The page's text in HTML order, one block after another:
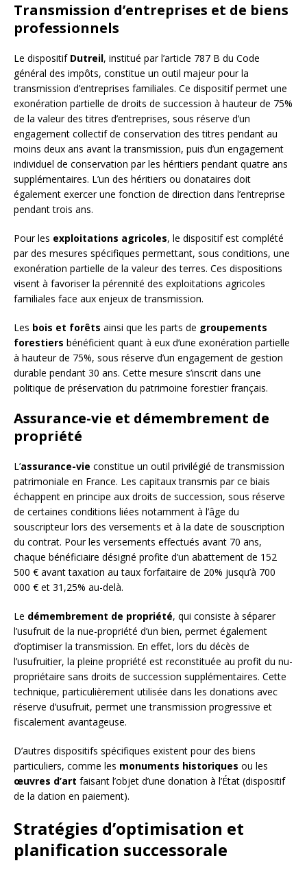
Transmission d’entreprises et de biens
professionnels
Le dispositif Dutreil, institué par l’article 787 B du Code
général des impôts, constitue un outil majeur pour la
transmission d’entreprises familiales. Ce dispositif permet une
exonération partielle de droits de succession à hauteur de 75%
de la valeur des titres d’entreprises, sous réserve d’un
engagement collectif de conservation des titres pendant au
moins deux ans avant la transmission, puis d’un engagement
individuel de conservation par les héritiers pendant quatre ans
supplémentaires. L’un des héritiers ou donataires doit
également exercer une fonction de direction dans l’entreprise
pendant trois ans.
Pour les exploitations agricoles, le dispositif est complété
par des mesures spécifiques permettant, sous conditions, une
exonération partielle de la valeur des terres. Ces dispositions
visent à favoriser la pérennité des exploitations agricoles
familiales face aux enjeux de transmission.
Les bois et forêts ainsi que les parts de groupements
forestiers bénéficient quant à eux d’une exonération partielle
à hauteur de 75%, sous réserve d’un engagement de gestion
durable pendant 30 ans. Cette mesure s’inscrit dans une
politique de préservation du patrimoine forestier français.
Assurance-vie et démembrement de
propriété
L’assurance-vie constitue un outil privilégié de transmission
patrimoniale en France. Les capitaux transmis par ce biais
échappent en principe aux droits de succession, sous réserve
de certaines conditions liées notamment à l’âge du
souscripteur lors des versements et à la date de souscription
du contrat. Pour les versements effectués avant 70 ans,
chaque bénéficiaire désigné profite d’un abattement de 152
500 € avant taxation au taux forfaitaire de 20% jusqu’à 700
000 € et 31,25% au-delà.
Le démembrement de propriété, qui consiste à séparer
l’usufruit de la nue-propriété d’un bien, permet également
d’optimiser la transmission. En effet, lors du décès de
l’usufruitier, la pleine propriété est reconstituée au profit du nu-
propriétaire sans droits de succession supplémentaires. Cette
technique, particulièrement utilisée dans les donations avec
réserve d’usufruit, permet une transmission progressive et
fiscalement avantageuse.
D’autres dispositifs spécifiques existent pour des biens
particuliers, comme les monuments historiques ou les
œuvres d’art faisant l’objet d’une donation à l’État (dispositif
de la dation en paiement).
Stratégies d’optimisation et
planification successorale